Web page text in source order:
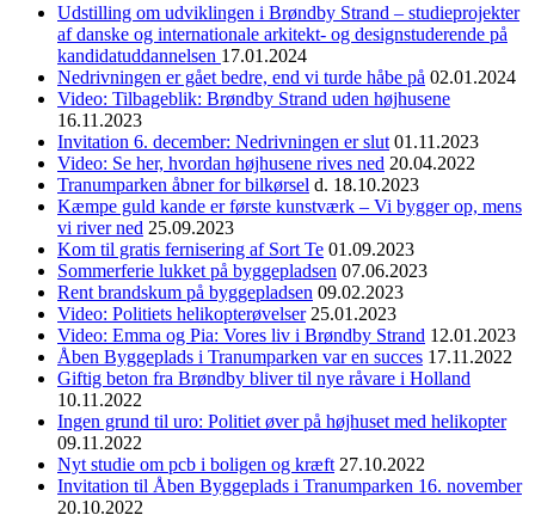
Udstilling om udviklingen i Brøndby Strand – studieprojekter
af danske og internationale arkitekt- og designstuderende på
kandidatuddannelsen 17.01.2024
Nedrivningen er gået bedre, end vi turde håbe på 02.01.2024
Video: Tilbageblik: Brøndby Strand uden højhusene
16.11.2023
Invitation 6. december: Nedrivningen er slut 01.11.2023
Video: Se her, hvordan højhusene rives ned 20.04.2022
Tranumparken åbner for bilkørsel d. 18.10.2023
Kæmpe guld kande er første kunstværk – Vi bygger op, mens
vi river ned 25.09.2023
Kom til gratis fernisering af Sort Te 01.09.2023
Sommerferie lukket på byggepladsen 07.06.2023
Rent brandskum på byggepladsen 09.02.2023
Video: Politiets helikopterøvelser25.01.2023
Video: Emma og Pia: Vores liv i Brøndby Strand 12.01.2023
Åben Byggeplads i Tranumparken var en succes 17.11.2022
Giftig beton fra Brøndby bliver til nye råvare i Holland
10.11.2022
Ingen grund til uro: Politiet øver på højhuset med helikopter
09.11.2022
Nyt studie om pcb i boligen og kræft 27.10.2022
Invitation til Åben Byggeplads i Tranumparken 16. november
20.10.2022